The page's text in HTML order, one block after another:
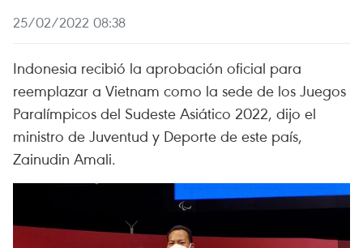
25/02/2022 08:38
Indonesia recibió la aprobación oficial para
reemplazar a Vietnam como la sede de los Juegos
Paralímpicos del Sudeste Asiático 2022, dijo el
ministro de Juventud y Deporte de este país,
Zainudin Amali.